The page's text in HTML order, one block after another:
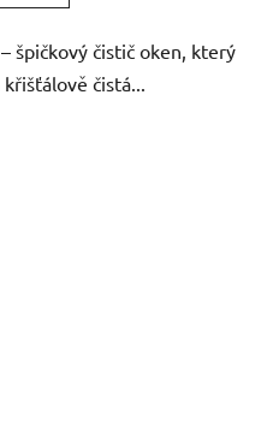
hvězdiček.
špičkový čistič oken, který
čistá...